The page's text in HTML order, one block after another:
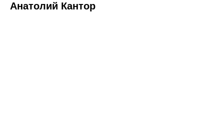
Анатолий Кантор